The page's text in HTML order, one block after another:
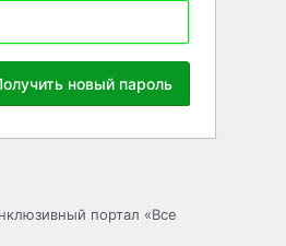
портал «Все